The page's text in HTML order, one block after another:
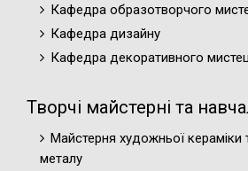
Кафедра образотворчого
Кафедра дизайну
Кафедра декоративного
Творчі майстерні та
Майстерня художньої
металу